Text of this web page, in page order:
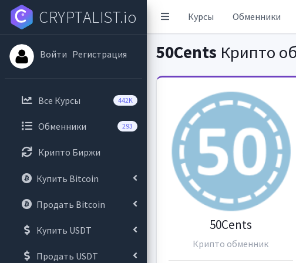
Курсы Обменники
CRYPTALIST.io
Войти Регистрация
Все Курсы 442K
Обменники 293
Крипто Биржи
Купить Bitcoin
Продать Bitcoin
Купить USDT
Продать USDT
50Cents Крипто
50Cents
Крипто обменник